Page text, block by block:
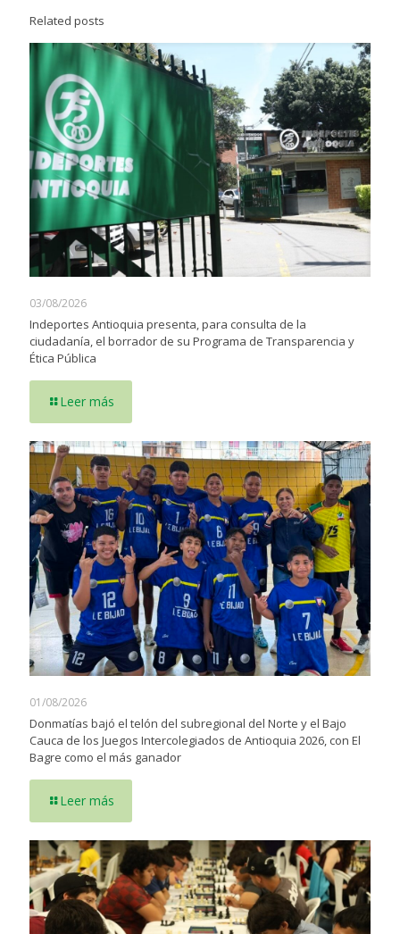
Related posts
03/08/2026
Indeportes Antioquia presenta, para consulta de la
ciudadanía, el borrador de su Programa de Transparencia y
Ética Pública
Leer más
01/08/2026
Donmatías bajó el telón del subregional del Norte y el Bajo
Cauca de los Juegos Intercolegiados de Antioquia 2026, con El
Bagre como el más ganador
Leer más